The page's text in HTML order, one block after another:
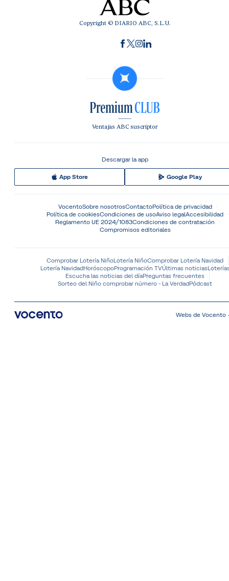
Copyright © DIARIO ABC, S.L.U.
Ventajas ABC suscriptor
Descargar la app
App Store Google Play
VocentoSobre nosotrosContactoPolítica de privacidad
Política de cookiesCondiciones de usoAviso legalAccesibilidad
Reglamento UE 2024/1083Condiciones de contratación
Compromisos editoriales
Comprobar Lotería NiñoLotería NiñoComprobar Lotería Navidad
Lotería NavidadHoróscopoProgramación TVÚltimas noticias
Escucha las noticias del díaPreguntas frecuentes
Sorteo del Niño comprobar número - La VerdadPódcast
Webs de Vocento